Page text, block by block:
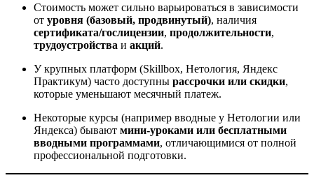
Стоимость может сильно варьироваться в зависимости
от уровня (базовый, продвинутый), наличия
сертификата/гослицензии, продолжительности,
трудоустройства и акций.
У крупных платформ (Skillbox, Нетология, Яндекс
Практикум) часто доступны рассрочки или скидки,
которые уменьшают месячный платеж.
Некоторые курсы (например вводные у Нетологии или
Яндекса) бывают мини-уроками или бесплатными
вводными программами, отличающимися от полной
профессиональной подготовки.